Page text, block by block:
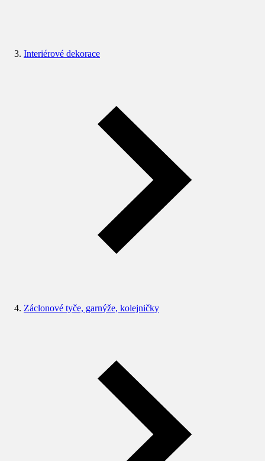
Interiérové dekorace
Záclonové tyče, garnýže, kolejničky